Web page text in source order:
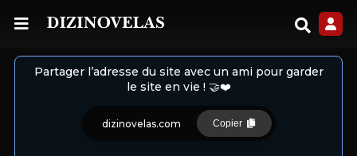
Partager l’adresse du site avec un ami pour garder
le site en vie ! 🤝❤️
dizinovelas.com Copier